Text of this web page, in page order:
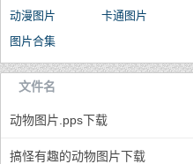
动漫图片
卡通图片
图片合集
文件名
动物图片.pps下载
搞怪有趣的动物图片下载